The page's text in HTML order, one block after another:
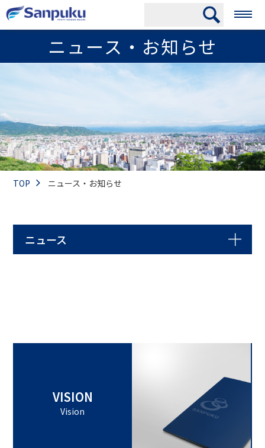
ニュース・お知らせ
TOP ニュース・お知らせ
ニュース
VISION
Vision